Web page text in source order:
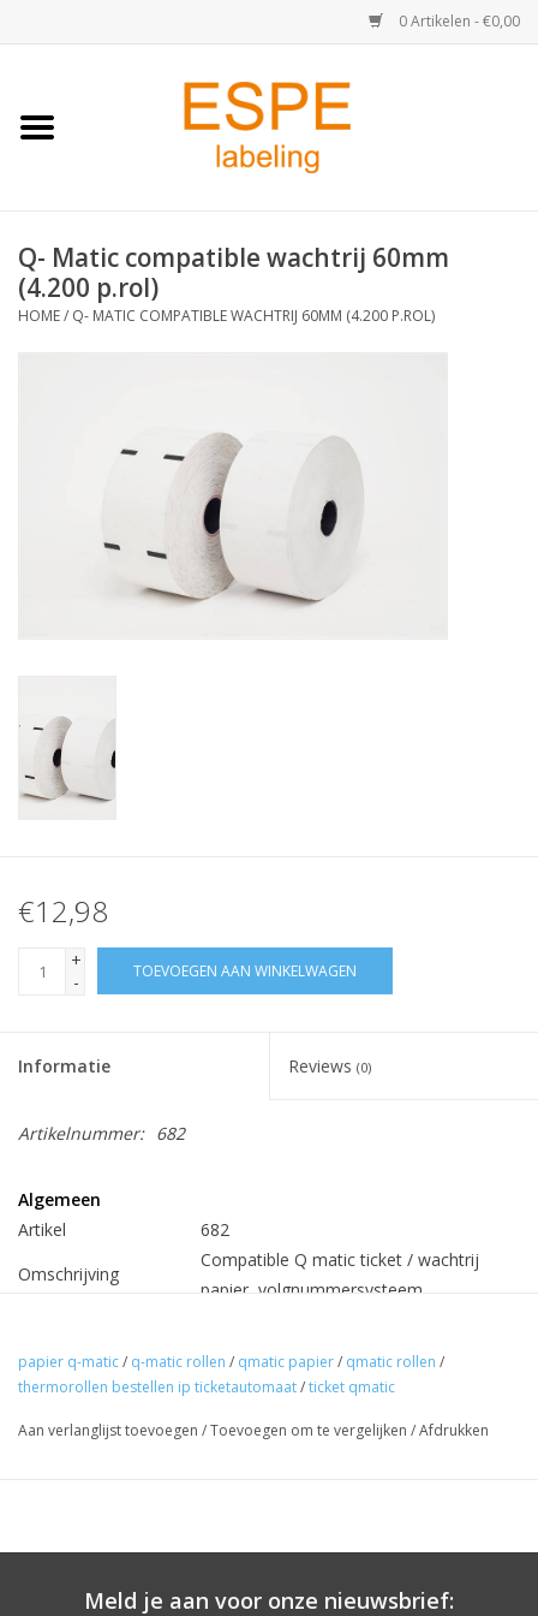
0 Artikelen - €0,00
Home
Retail
Horeca & Food
Kassa & Pinrollen
Q- Matic compatible wachtrij 60mm
(4.200 p.rol)
HOME/ Q- MATIC COMPATIBLE WACHTRIJ 60MM (4.200 P.ROL)
€12,98
+
-
TOEVOEGEN AAN WINKELWAGEN
Informatie Reviews (0)
Artikelnummer: 682
Algemeen
Artikel
682
Omschrijving
Compatible Q matic ticket / wachtrij
papier, volgnummersysteem
62mm breed
Lengte ticket
60mm (kern 40mm / diameter 141mm)
Min.bestelhoeveelheid 1 rol
(Prijs Q-matic € 28,-- per rol,uw voordeel 54%)
papier q-matic/ q-matic rollen / qmatic papier/ qmatic rollen /
thermorollen bestellen ip ticketautomaat/ticket qmatic
Aan verlanglijst toevoegen /Toevoegen om te vergelijken /Afdrukken
Meld je aan voor onze nieuwsbrief: